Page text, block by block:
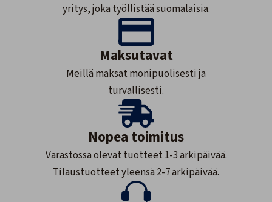
yritys, joka työllistää suomalaisia.
Maksutavat
Meillä maksat monipuolisesti ja
turvallisesti.
Nopea toimitus
Varastossa olevat tuotteet 1-3 arkipäivää.
Tilaustuotteet yleensä 2-7 arkipäivää.